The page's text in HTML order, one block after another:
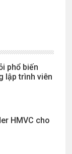
phổ biến
lập trình viên
HMVC cho